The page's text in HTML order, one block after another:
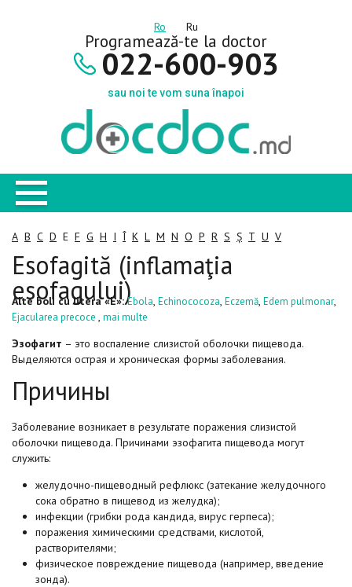
Ro Ru
Programează-te la doctor
022-600-903
sau noi te vom suna înapoi
A B C D E F G H I Î K L M N O P R S Ș T U V
Esofagită (inflamaţia
esofagului)
Alte boli cu litera «E»: Ebola, Echinococoza, Eczemă, Edem pulmonar,
Ejacularea precoce , mai multe
Эзофагит – это воспаление слизистой оболочки пищевода.
Выделяются острая и хроническая формы заболевания.
Причины
Заболевание возникает в результате поражения слизистой
оболочки пищевода. Причинами эзофагита пищевода могут
служить:
желудочно-пищеводный рефлюкс (затекание желудочного
сока обратно в пищевод из желудка);
инфекции (грибки рода кандида, вирус герпеса);
поражения химическими средствами, кислотой,
растворителями;
физическое повреждение пищевода (например, введение
зонда).